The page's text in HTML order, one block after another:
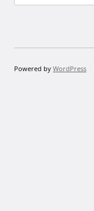
nach:
Powered by WordPress